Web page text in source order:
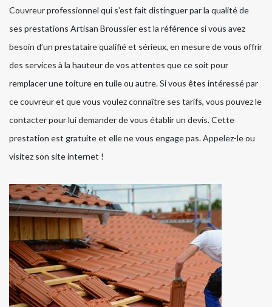
Couvreur professionnel qui s’est fait distinguer par la qualité de
ses prestations Artisan Broussier est la référence si vous avez
besoin d’un prestataire qualifié et sérieux, en mesure de vous offrir
des services à la hauteur de vos attentes que ce soit pour
remplacer une toiture en tuile ou autre. Si vous êtes intéressé par
ce couvreur et que vous voulez connaître ses tarifs, vous pouvez le
contacter pour lui demander de vous établir un devis. Cette
prestation est gratuite et elle ne vous engage pas. Appelez-le ou
visitez son site internet !